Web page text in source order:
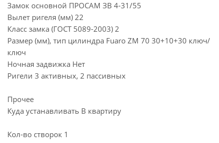
Замок основной ПРОСАМ ЗВ 4-31/55
Вылет ригеля (мм) 22
Класс замка (ГОСТ 5089-2003) 2
Размер (мм), тип цилиндра Fuaro ZM 70 30+10+30 ключ/
ключ
Ночная задвижка Нет
Ригели 3 активных, 2 пассивных
Прочее
Куда устанавливать В квартиру
Кол-во створок 1